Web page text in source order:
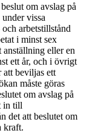
om avslag på
vissa
arbetstillstånd
i minst sex
anställning eller en
ett år, och i övrigt
beviljas ett
måste göras
om avslag på
in till
det att beslutet om
kraft.